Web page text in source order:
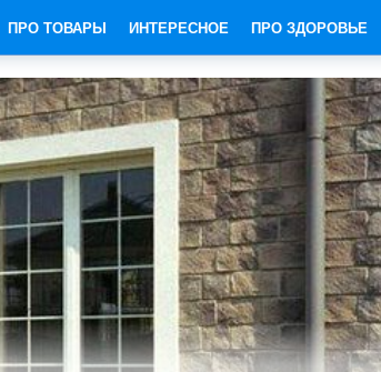
ПРО ТОВАРЫ ИНТЕРЕСНОЕ ПРО ЗДОРОВЬЕ